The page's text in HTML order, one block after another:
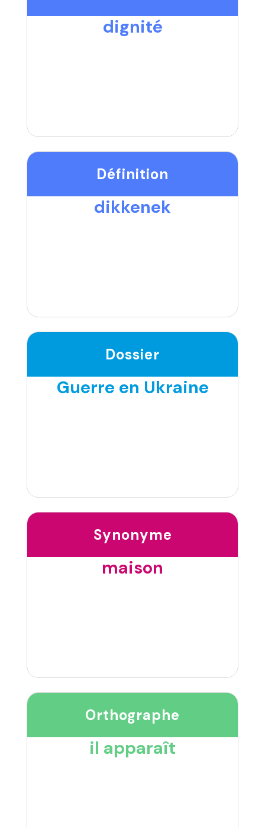
dignité
Définition
dikkenek
Dossier
Guerre en Ukraine
Synonyme
maison
Orthographe
il apparaît